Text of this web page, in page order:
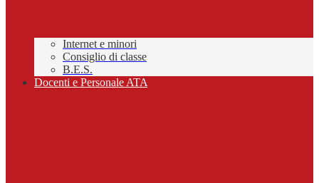
Internet e minori
Consiglio di classe
B.E.S.
Docenti e Personale ATA